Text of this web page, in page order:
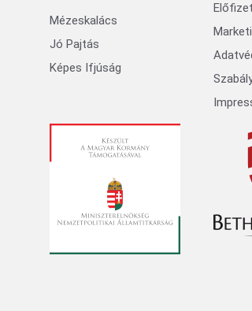
Mézeskalács
Jó Pajtás
Képes Ifjúság